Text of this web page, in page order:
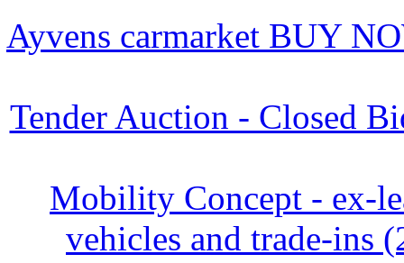
Ayvens carmarket BUY
Tender Auction - Closed
Mobility Concept - ex-
vehicles and trade-ins